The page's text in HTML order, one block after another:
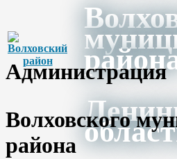
Администрация
Волховского
района